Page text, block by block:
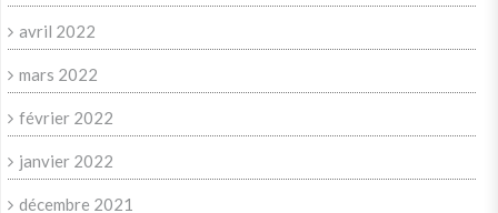
avril 2022
mars 2022
février 2022
janvier 2022
décembre 2021